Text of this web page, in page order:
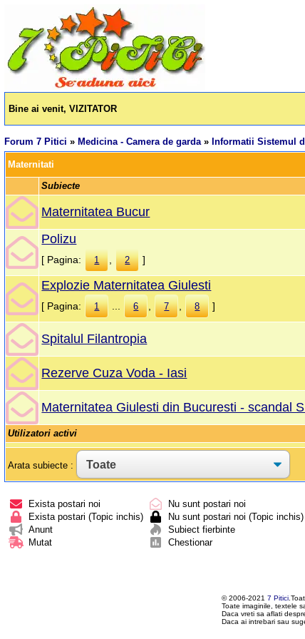
Bine ai venit, VIZITATOR
Forum 7 Pitici » Medicina - Camera de garda» Informatii Sistemul
Maternitati
Subiecte
Arata subiecte :
Maternitatea Bucur
Polizu
[ Pagina: 1 2 ]
Explozie Maternitatea Giulesti
[ Pagina: 1 6 7 8 ]
Spitalul Filantropia
Rezerve Cuza Voda - Iasi
Maternitatea Giulesti din Bucuresti - scandal
Utilizatori activi
Exista postari noi
Nu sunt postari noi
Exista postari (Topic inchis)
Nu sunt postari noi (Topic inchis)
Anunt
Subiect fierbinte
Mutat
Chestionar
© 2006-2021 7 Pitici
Toate imaginile, textele
Daca vreti sa aflati
Daca ai intrebari sau